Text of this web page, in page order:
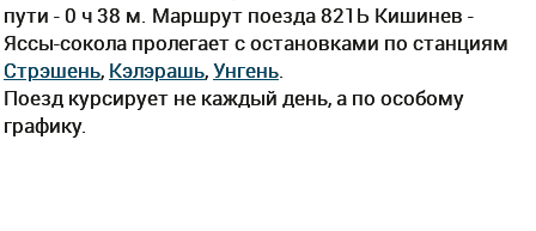
пути - 0 ч 38 м. Маршрут поезда 821Ь Кишинев -
Яссы-сокола пролегает c остановками по станциям
Стрэшень, Кэлэрашь,Унгень
Поезд курсирует не каждый день, а по особому
графику.